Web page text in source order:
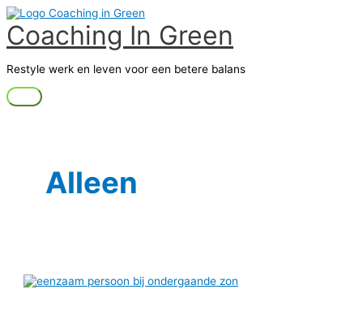
Ga
naar
de
inhoud
Coaching In Green
Restyle werk en leven voor een betere balans
Alleen
jij
je
ook
eens
iets
te